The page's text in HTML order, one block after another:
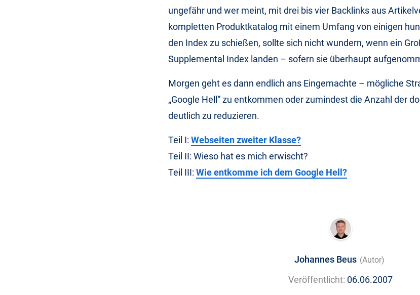
ungefähr und wer meint, mit drei bis vier Backlinks aus
kompletten Produktkatalog mit einem Umfang von einigen
den Index zu schießen, sollte sich nicht wundern, wenn ein
Supplemental Index landen – sofern sie überhaupt
Morgen geht es dann endlich ans Eingemachte – mögliche
„Google Hell“ zu entkommen oder zumindest die Anzahl der
deutlich zu reduzieren.
Teil I: Webseiten zweiter Klasse?
Teil II: Wieso hat es mich erwischt?
Teil III: Wie entkomme ich dem Google Hell?
Johannes Beus (Autor)
Veröffentlicht: 06.06.2007